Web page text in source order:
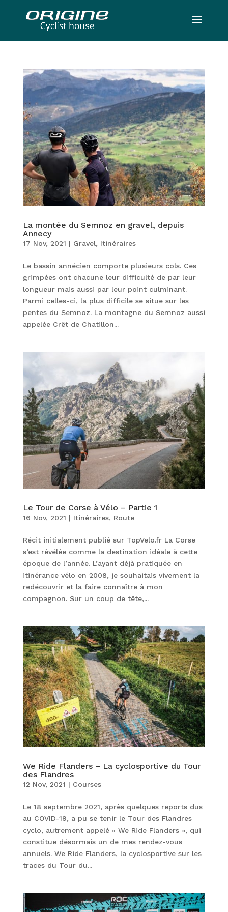
La montée du Semnoz en gravel, depuis
Annecy
17 Nov, 2021 | Gravel, Itinéraires
Le bassin annécien comporte plusieurs cols. Ces
grimpées ont chacune leur difficulté de par leur
longueur mais aussi par leur point culminant.
Parmi celles-ci, la plus difficile se situe sur les
pentes du Semnoz. La montagne du Semnoz aussi
appelée Crêt de Chatillon...
Le Tour de Corse à Vélo – Partie 1
16 Nov, 2021 | Itinéraires, Route
Récit initialement publié sur TopVelo.fr La Corse
s’est révélée comme la destination idéale à cette
époque de l’année. L’ayant déjà pratiquée en
itinérance vélo en 2008, je souhaitais vivement la
redécouvrir et la faire connaître à mon
compagnon. Sur un coup de tête,...
We Ride Flanders – La cyclosportive du Tour
des Flandres
12 Nov, 2021 | Courses
Le 18 septembre 2021, après quelques reports dus
au COVID-19, a pu se tenir le Tour des Flandres
cyclo, autrement appelé « We Ride Flanders », qui
constitue désormais un de mes rendez-vous
annuels. We Ride Flanders, la cyclosportive sur les
traces du Tour du...